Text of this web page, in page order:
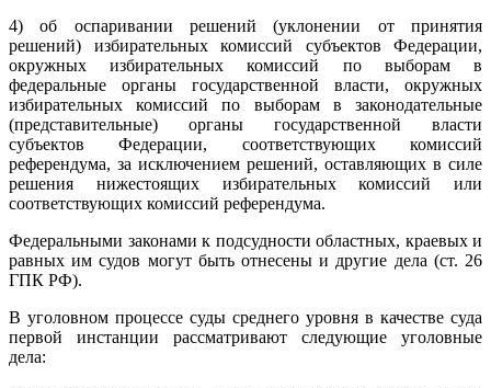
4) об оспаривании решений (уклонении от принятия
решений) избирательных комиссий субъектов Федерации,
окружных избирательных комиссий по выборам в
федеральные органы государственной власти, окружных
избирательных комиссий по выборам в законодательные
(представительные) органы государственной власти
субъектов Федерации, соответствующих комиссий
референдума, за исключением решений, оставляющих в силе
решения нижестоящих избирательных комиссий или
соответствующих комиссий референдума.
Федеральными законами к подсудности областных, краевых и
равных им судов могут быть отнесены и другие дела (ст. 26
ГПК РФ).
В уголовном процессе суды среднего уровня в качестве суда
первой инстанции рассматривают следующие уголовные
дела: